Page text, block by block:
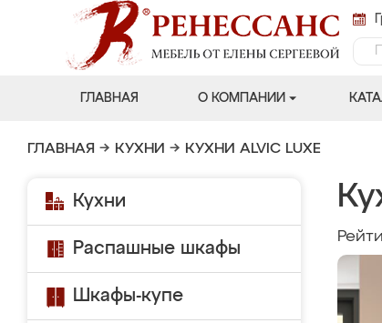
ГЛАВНАЯ О КОМПАНИИ
ГЛАВНАЯ → КУХНИ → КУХНИ ALVIC LUXE
Кухни
Распашные шкафы
Шкафы-купе